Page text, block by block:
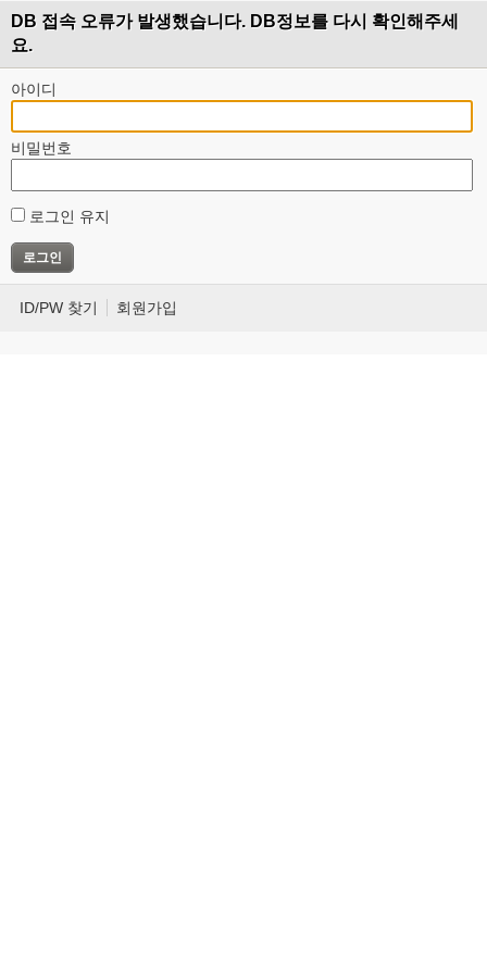
DB 접속 오류가 발생했습니다. DB정보를 다시 확인해주세
요.
아이디
비밀번호
로그인 유지
ID/PW 찾기 회원가입